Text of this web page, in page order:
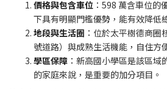
價格與包含車位 ：598 萬含車位的
下具有明顯門檻優勢，能有效降低
地段與生活圈 ：位於太平樹德商
號道路）與成熟生活機能，自住方
學區保障 ：新高國小學區是該區
的家庭來說，是重要的加分項目。